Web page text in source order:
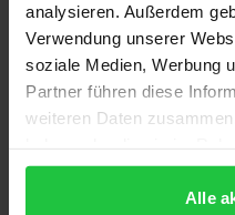
analysieren. Außerdem
Verwendung unserer
soziale Medien, Werbung
Partner führen diese
weiteren Daten
gesammelt haben.
Alle
der abhängigen
Anknüpfungspunkt für
Konkretisierung durch
Rechtssicherheit und
Arbeitswelt, in der